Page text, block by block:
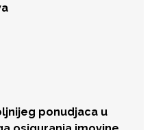
ponudjaca u